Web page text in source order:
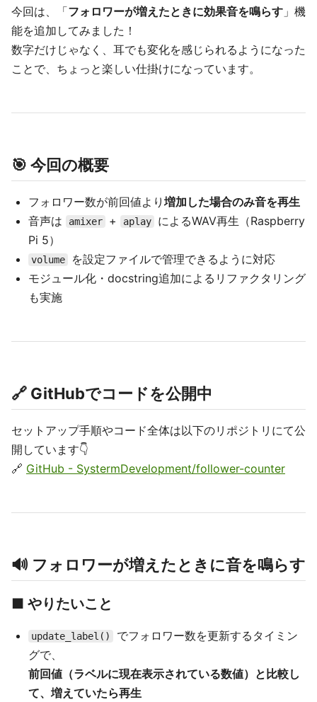
今回は、「フォロワーが増えたときに効果音を鳴らす 」機
能を追加してみました！
数字だけじゃなく、耳でも変化を感じられるようになった
ことで、ちょっと楽しい仕掛けになっています。
🎯 今回の概要
フォロワー数が前回値より 増加した場合のみ音を再生
音声は
amixer + aplay
によるWAV再生（Raspberry
Pi 5）
volume
を設定ファイルで管理できるように対応
モジュール化・docstring追加によるリファクタリング
も実施
🔗 GitHubでコードを公開中
セットアップ手順やコード全体は以下のリポジトリにて公
開しています👇
🔗 GitHub - SystermDevelopment/follower-counter
🔊 フォロワーが増えたときに音を鳴らす
■ やりたいこと
update_label()
でフォロワー数を更新するタイミン
グで、
前回値（ラベルに現在表示されている数値）と比較し
て、増えていたら再生